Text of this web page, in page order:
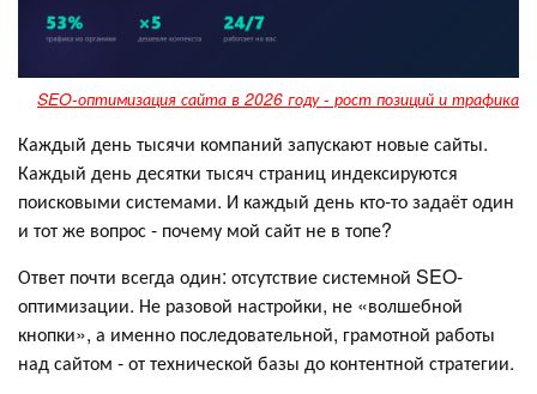
SEO-оптимизация сайта в 2026 году - рост позиций и трафика
Каждый день тысячи компаний запускают новые сайты.
Каждый день десятки тысяч страниц индексируются
поисковыми системами. И каждый день кто-то задаёт один
и тот же вопрос - почему мой сайт не в топе?
Ответ почти всегда один: отсутствие системной SEO-
оптимизации. Не разовой настройки, не «волшебной
кнопки», а именно последовательной, грамотной работы
над сайтом - от технической базы до контентной стратегии.